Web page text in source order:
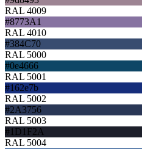
RAL 4009
#8773A1
RAL 4010
#384C70
RAL 5000
#0e4666
RAL 5001
#162e7b
RAL 5002
#2A3756
RAL 5003
#1D1F2A
RAL 5004